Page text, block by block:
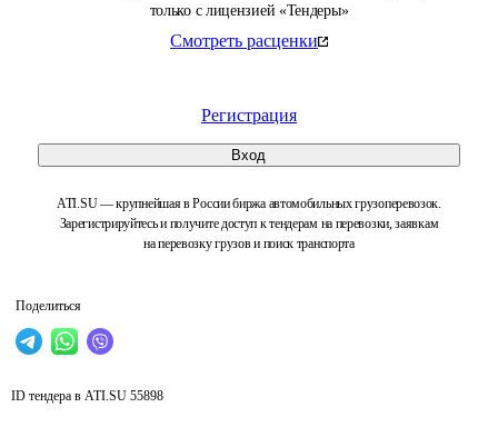
только с лицензией «Тендеры»
Смотреть расценки
Регистрация
Вход
ATI.SU — крупнейшая в России биржа автомобильных грузоперевозок.
Зарегистрируйтесь и получите доступ к тендерам на перевозки, заявкам
на перевозку грузов и поиск транспорта
Поделиться
ID тендера в ATI.SU 55898